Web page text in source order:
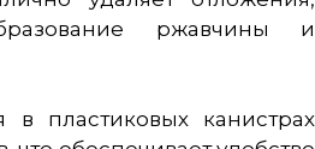
ржавчины и
в пластиковых канистрах